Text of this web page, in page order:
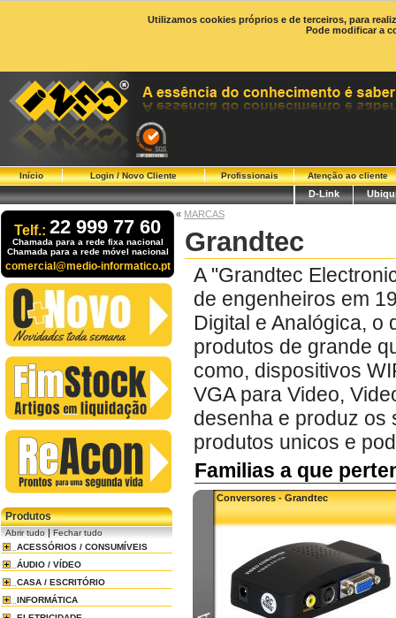
Utilizamos cookies próprios e de terceiros, para
Pode modificar a
Início Login / Novo Cliente Profissionais Atenção ao cliente
D-Link
Telf.: 22 999 77 60
Chamada para a rede fixa nacional
Chamada para a rede móvel nacional
comercial@medio-informatico.pt
Produtos
Abrir tudo|Fechar tudo
ACESSÓRIOS / CONSUMÍVEIS
ÁUDIO / VÍDEO
CASA / ESCRITÓRIO
INFORMÁTICA
« MARCAS
Grandtec
A "Grandtec
de engenheiros em
Digital e Analógica, o
produtos de grande
como, dispositivos
VGA para Video,
desenha e produz os
produtos unicos e
Familias a que
Conversores - Grandtec